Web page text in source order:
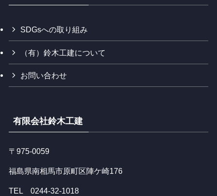
SDGsへの取り組み
（有）鈴木工建について
お問い合わせ
有限会社鈴木工建
〒975-0059
福島県南相馬市原町区陣ケ崎176
TEL 0244-32-1018